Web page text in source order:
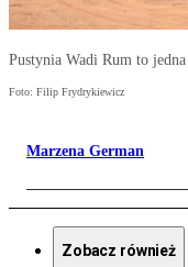
Pustynia Wadi Rum to
Foto: Filip Frydrykiewicz
Marzena German
Zobacz również